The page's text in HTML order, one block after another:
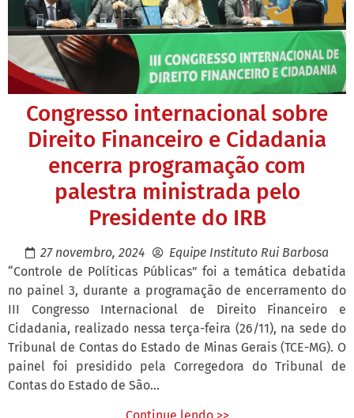
Congresso internacional sobre
Direito Financeiro e Cidadania
encerra programação com
palestra ministrada pelo
Presidente do IRB
27 novembro, 2024
Equipe Instituto Rui Barbosa
“Controle de Políticas Públicas” foi a temática debatida
no painel 3, durante a programação de encerramento do
III Congresso Internacional de Direito Financeiro e
Cidadania, realizado nessa terça-feira (26/11), na sede do
Tribunal de Contas do Estado de Minas Gerais (TCE-MG). O
painel foi presidido pela Corregedora do Tribunal de
Contas do Estado de São...